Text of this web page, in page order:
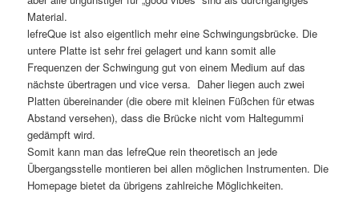
Material.
lefreQue ist also eigentlich mehr eine Schwingungsbrücke. Die
untere Platte ist sehr frei gelagert und kann somit alle
Frequenzen der Schwingung gut von einem Medium auf das
nächste übertragen und vice versa. Daher liegen auch zwei
Platten übereinander (die obere mit kleinen Füßchen für etwas
Abstand versehen), dass die Brücke nicht vom Haltegummi
gedämpft wird.
Somit kann man das lefreQue rein theoretisch an jede
Übergangsstelle montieren bei allen möglichen Instrumenten. Die
Homepage bietet da übrigens zahlreiche Möglichkeiten.